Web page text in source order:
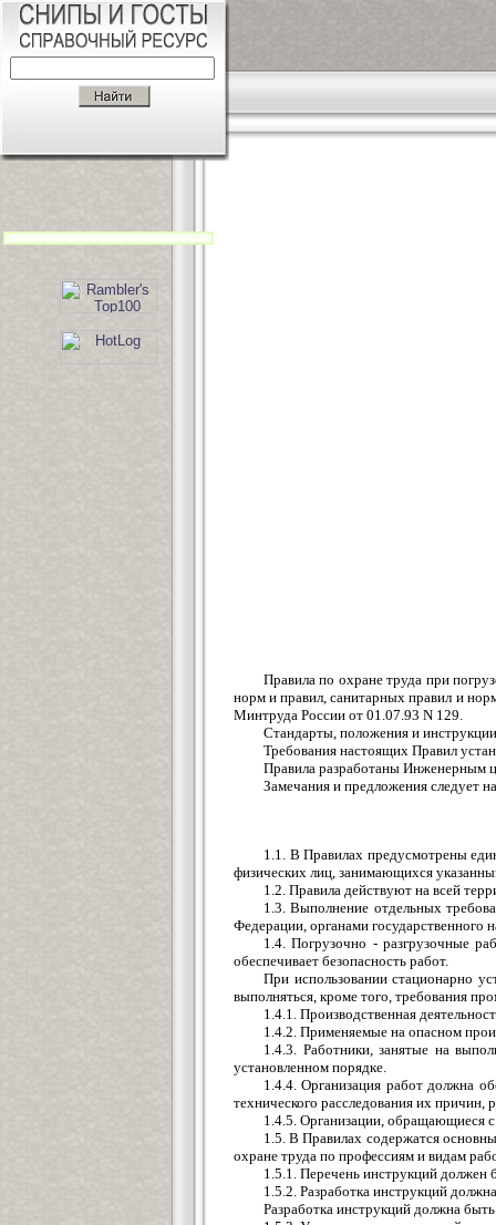
Правила по охране труда при
норм и правил, санитарных правил и
Минтруда России от 01.07.93 N 129.
Стандарты, положения и
Требования настоящих Правил
Правила разработаны Инженерным
Замечания и предложения следует
1.1. В Правилах предусмотрены
физических лиц, занимающихся
1.2. Правила действуют на всей
1.3. Выполнение отдельных
Федерации, органами государственного
1.4. Погрузочно - разгрузочные
обеспечивает безопасность работ.
При использовании стационарно
выполняться, кроме того, требования
1.4.1. Производственная
1.4.2. Применяемые на опасном
1.4.3. Работники, занятые на
установленном порядке.
1.4.4. Организация работ должна
технического расследования их
1.4.5. Организации, обращающиеся
1.5. В Правилах содержатся
охране труда по профессиям и видам
1.5.1. Перечень инструкций должен
1.5.2. Разработка инструкций
Разработка инструкций должна